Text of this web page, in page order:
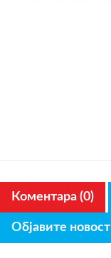
Коментара (0)
Објавите новост